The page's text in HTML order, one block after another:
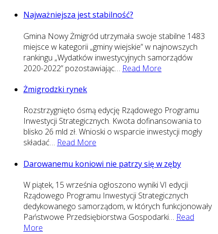
Najważniejsza jest stabilność?
Gmina Nowy Żmigród utrzymała swoje stabilne 1483
miejsce w kategorii „gminy wiejskie” w najnowszych
rankingu „Wydatków inwestycyjnych samorządów
2020-2022” pozostawiając… Read More
Żmigrodzki rynek
Rozstrzygnięto ósmą edycję Rządowego Programu
Inwestycji Strategicznych. Kwota dofinansowania to
blisko 26 mld zł. Wnioski o wsparcie inwestycji mogły
składać… Read More
Darowanemu koniowi nie patrzy się w zęby
W piątek, 15 września ogłoszono wyniki VI edycji
Rządowego Programu Inwestycji Strategicznych
dedykowanego samorządom, w których funkcjonowały
Państwowe Przedsiębiorstwa Gospodarki… Read
More